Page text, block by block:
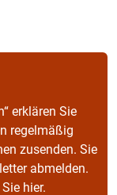
erklären Sie
regelmäßig
zusenden. Sie
abmelden.
hier.